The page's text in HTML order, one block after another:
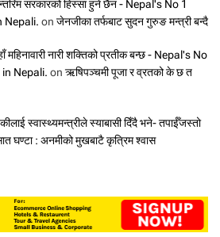
सरकारको हिस्सा हुने छैन - Nepal's No 1
Nepali. on जेनजीका तर्फबाट सुदन गुरुङ मन्त्री बन्दै
नारी शक्तिको प्रतीक बन्छ - Nepal's No
Nepali. on ऋषिपञ्चमी पूजा र व्रतको के छ त
स्वास्थ्यमन्त्रीले स्याबासी दिँदै भने- तपाईँजस्तो
घण्टा : अनमीको मुखबाटै कृत्रिम श्वास